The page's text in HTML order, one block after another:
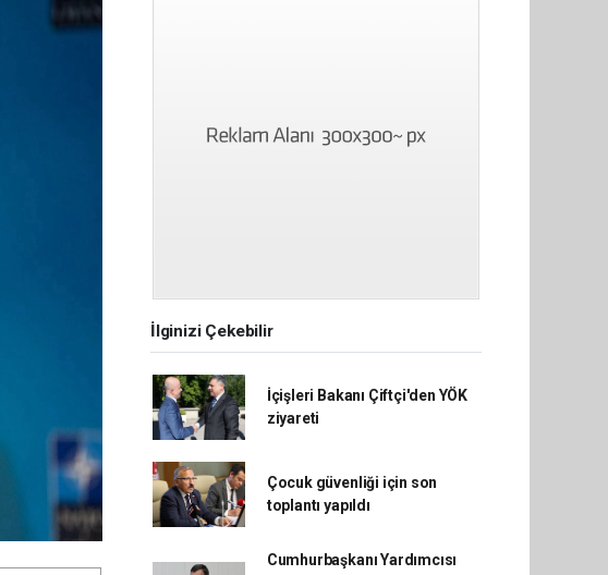
İlginizi Çekebilir
İçişleri Bakanı Çiftçi'den YÖK
ziyareti
Çocuk güvenliği için son
toplantı yapıldı
Cumhurbaşkanı Yardımcısı